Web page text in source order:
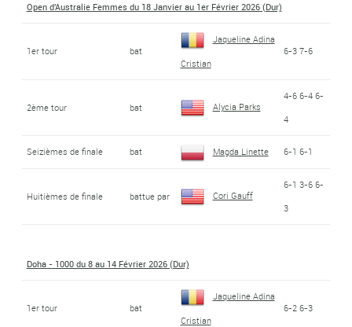
Open d'Australie Femmes du 18 Janvier au 1er Février 2026 (Dur)
1er tour bat
Jaqueline Adina
Cristian
6-3 7-6
2ème tour bat Alycia Parks
4-6 6-4 6-
4
Seizièmes de finale bat Magda Linette 6-1 6-1
Huitièmes de finale battue par Cori Gauff
6-1 3-6 6-
3
Doha - 1000 du 8 au 14 Février 2026 (Dur)
1er tour bat
Jaqueline Adina
Cristian
6-2 6-3